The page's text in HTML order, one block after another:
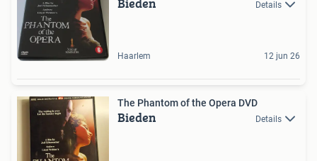
Details
Haarlem 12 jun 26
The Phantom of the Opera DVD
Bieden Details